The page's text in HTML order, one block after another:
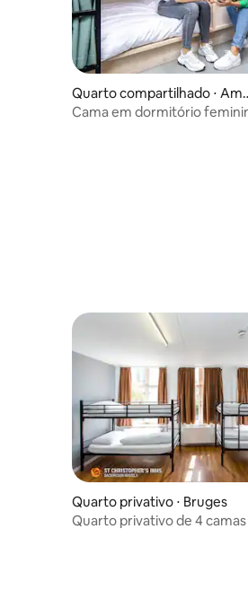
Quarto compartilhado ⋅
erdã
Cama em dormitório
Quarto privativo ⋅ Bruges
Quarto privativo de 4